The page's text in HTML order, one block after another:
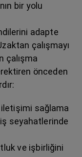
bir yolu
adapte
çalışmayı
çalışma
önceden
sağlama
iş seyahatlerinde
ve işbirliğini